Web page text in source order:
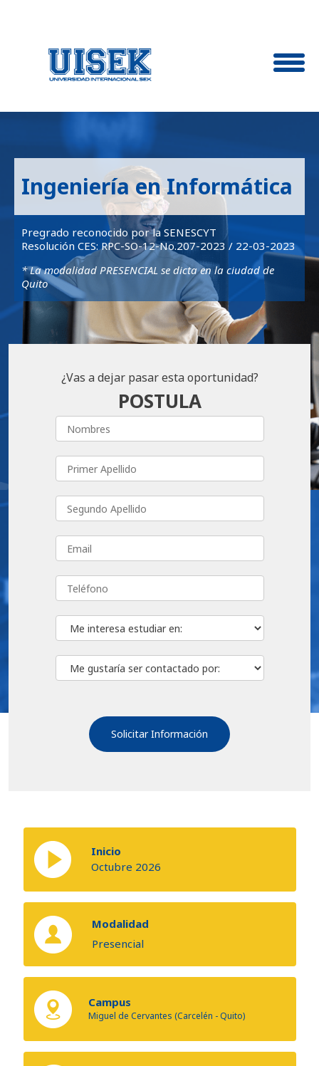
Ingeniería en Informática
Pregrado reconocido por la SENESCYT
Resolución CES: RPC-SO-12-No.207-2023 / 22-03-2023
* La modalidad PRESENCIAL se dicta en la ciudad de
Quito
¿Vas a dejar pasar esta oportunidad?
POSTULA
Inicio
Octubre 2026
Modalidad
Presencial
Campus
Miguel de Cervantes (Carcelén - Quito)